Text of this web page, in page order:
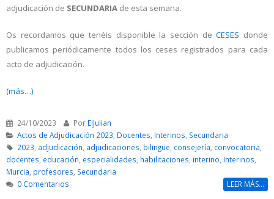
adjudicación de SECUNDARIA de esta semana.
Os recordamos que tenéis disponible la sección deCESES donde
publicamos periódicamente todos los ceses registrados para cada
acto de adjudicación.
(más…)
24/10/2023 Por ElJulian
Actos de Adjudicación 2023, Docentes, Interinos, Secundaria
2023, adjudicación, adjudicaciones, bilingüe, consejería, convocatoria,
docentes, educación, especialidades, habilitaciones, interino, Interinos,
Murcia, profesores, Secundaria
0 Comentarios
LEER MÁS...